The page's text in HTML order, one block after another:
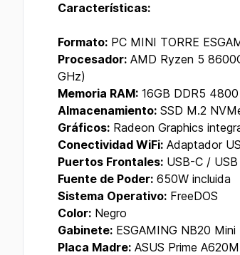
Características:
Formato: PC MINI TORRE
Procesador: AMD Ryzen 5
GHz)
Memoria RAM: 16GB DDR5
Almacenamiento: SSD M.2
Gráficos: Radeon Graphics
Conectividad WiFi: Adaptador
Puertos Frontales: USB-C /
Fuente de Poder: 650W incluida
Sistema Operativo: FreeDOS
Color: Negro
Gabinete: ESGAMING NB20
Placa Madre: ASUS Prime